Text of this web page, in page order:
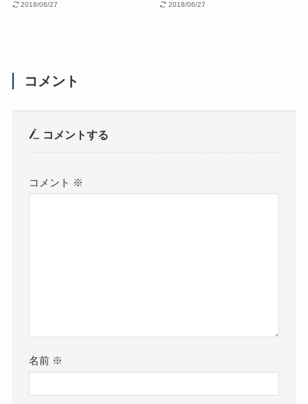
2018/06/27 2018/06/27
コメント
コメントする
コメント ※
名前 ※